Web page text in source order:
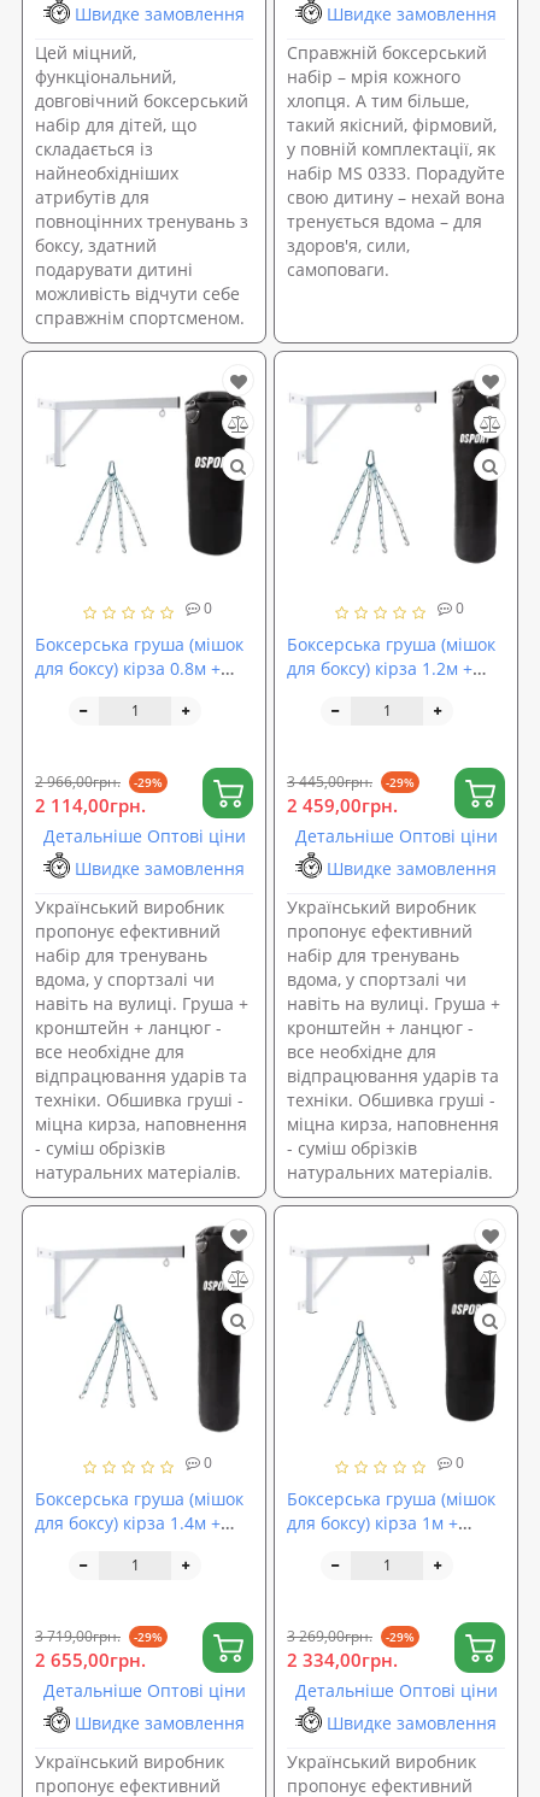
Швидке замовлення
Цей міцний,
функціональний,
довговічний боксерський
набір для дітей, що
складається із
найнеобхідніших
атрибутів для
повноцінних тренувань з
боксу, здатний
подарувати дитині
можливість відчути себе
справжнім спортсменом.
Швидке замовлення
Справжній боксерський
набір – мрія кожного
хлопця. А тим більше,
такий якісний, фірмовий,
у повній комплектації, як
набір MS 0333. Порадуйте
свою дитину – нехай вона
тренується вдома – для
здоров'я, сили,
самоповаги.
0
Боксерська груша (мішок
для боксу) кірза 0.8м +
підвіс (ланцюг) OSPORT
2 966,00грн. -29%
2 114,00грн.
Детальніше Оптові ціни
Швидке замовлення
Український виробник
пропонує ефективний
набір для тренувань
вдома, у спортзалі чи
навіть на вулиці. Груша +
кронштейн + ланцюг -
все необхідне для
відпрацювання ударів та
техніки. Обшивка груші -
міцна кирза, наповнення
- суміш обрізків
натуральних матеріалів.
0
Боксерська груша (мішок
для боксу) кірза 1.2м +
підвіс (ланцюг) OSPORT
3 445,00грн. -29%
2 459,00грн.
Детальніше Оптові ціни
Швидке замовлення
Український виробник
пропонує ефективний
набір для тренувань
вдома, у спортзалі чи
навіть на вулиці. Груша +
кронштейн + ланцюг -
все необхідне для
відпрацювання ударів та
техніки. Обшивка груші -
міцна кирза, наповнення
- суміш обрізків
натуральних матеріалів.
0
Боксерська груша (мішок
для боксу) кірза 1.4м +
підвіс (ланцюг) OSPORT
3 719,00грн. -29%
2 655,00грн.
Детальніше Оптові ціни
Швидке замовлення
Український виробник
пропонує ефективний
0
Боксерська груша (мішок
для боксу) кірза 1м +
підвіс (ланцюг) OSPORT
3 269,00грн. -29%
2 334,00грн.
Детальніше Оптові ціни
Швидке замовлення
Український виробник
пропонує ефективний